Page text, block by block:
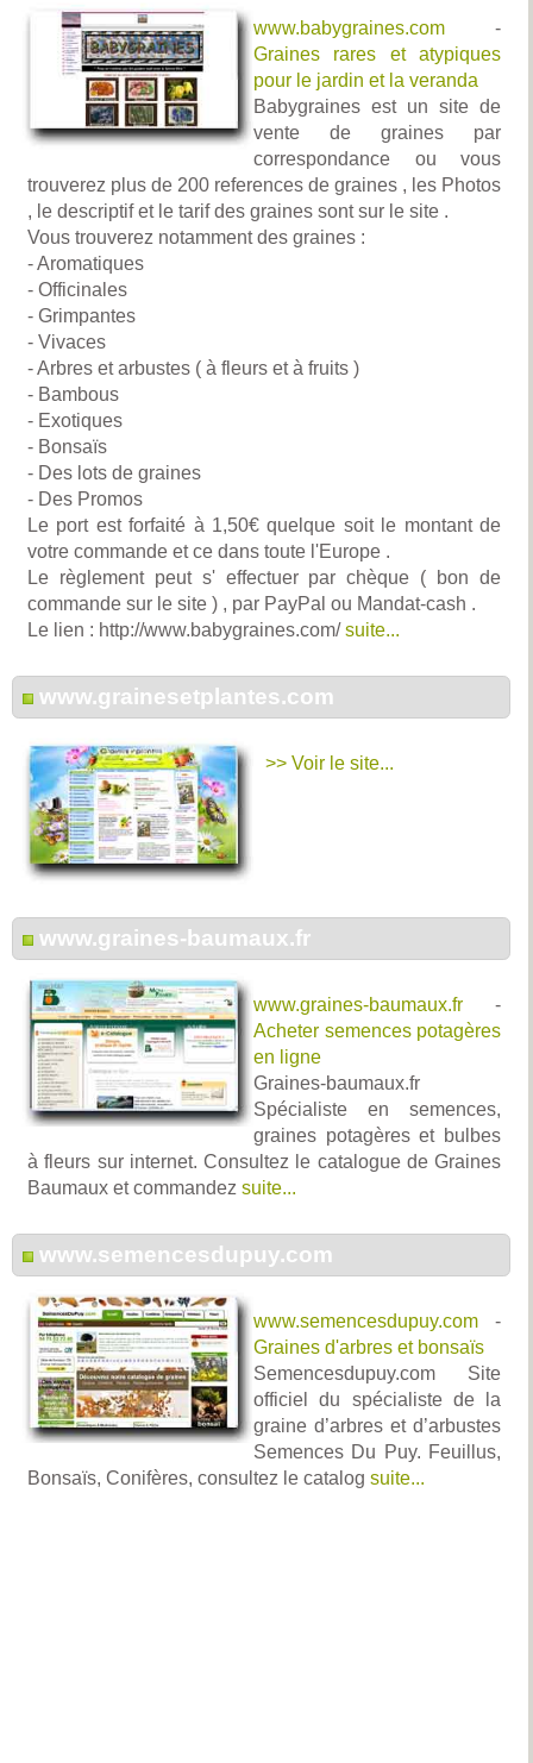
www.babygraines.com -
Graines rares et atypiques
pour le jardin et la veranda
Babygraines est un site de
vente de graines par
correspondance ou vous
trouverez plus de 200 references de graines , les Photos
, le descriptif et le tarif des graines sont sur le site .
Vous trouverez notamment des graines :
- Aromatiques
- Officinales
- Grimpantes
- Vivaces
- Arbres et arbustes ( à fleurs et à fruits )
- Bambous
- Exotiques
- Bonsaïs
- Des lots de graines
- Des Promos
Le port est forfaité à 1,50€ quelque soit le montant de
votre commande et ce dans toute l'Europe .
Le règlement peut s' effectuer par chèque ( bon de
commande sur le site ) , par PayPal ou Mandat-cash .
Le lien : http://www.babygraines.com/suite...
www.grainesetplantes.com
>> Voir le site...
www.graines-baumaux.fr
www.graines-baumaux.fr -
Acheter semences potagères
en ligne
Graines-baumaux.fr
Spécialiste en semences,
graines potagères et bulbes
à fleurs sur internet. Consultez le catalogue de Graines
Baumaux et commandez suite...
www.semencesdupuy.com
www.semencesdupuy.com -
Graines d'arbres et bonsaïs
Semencesdupuy.com Site
officiel du spécialiste de la
graine d’arbres et d’arbustes
Semences Du Puy. Feuillus,
Bonsaïs, Conifères, consultez le catalog suite...